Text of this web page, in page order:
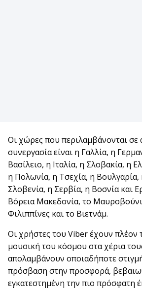
Οι χώρες που περιλαμβάνονται σε
συνεργασία είναι η Γαλλία, η
Βασίλειο, η Ιταλία, η Σλοβακία, η
η Πολωνία, η Τσεχία, η Βουλγαρία,
Σλοβενία, η Σερβία, η Βοσνία και
Βόρεια Μακεδονία, το
Φιλιππίνες και το Βιετνάμ.
Οι χρήστες του Viber έχουν πλέον
μουσική του κόσμου στα χέρια
απολαμβάνουν οποιαδήποτε
πρόσβαση στην προσφορά,
εγκατεστημένη την πιο πρόσφατη